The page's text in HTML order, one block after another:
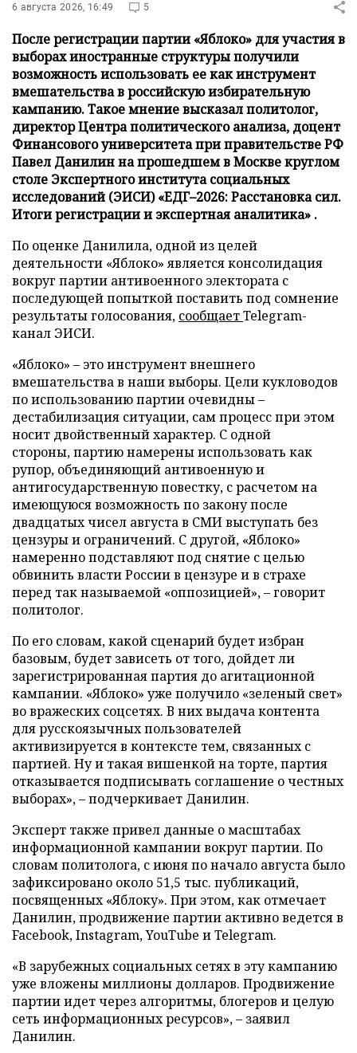
6 августа 2026, 16:49 5
После регистрации партии «Яблоко» для участия в
выборах иностранные структуры получили
возможность использовать ее как инструмент
вмешательства в российскую избирательную
кампанию. Такое мнение высказал политолог,
директор Центра политического анализа, доцент
Финансового университета при правительстве РФ
Павел Данилин на прошедшем в Москве круглом
столе Экспертного института социальных
исследований (ЭИСИ) «ЕДГ–2026: Расстановка сил.
Итоги регистрации и экспертная аналитика» .
По оценке Данилила, одной из целей
деятельности «Яблоко» является консолидация
вокруг партии антивоенного электората с
последующей попыткой поставить под сомнение
результаты голосования, сообщаетTelegram-
канал ЭИСИ.
«Яблоко» – это инструмент внешнего
вмешательства в наши выборы. Цели кукловодов
по использованию партии очевидны –
дестабилизация ситуации, сам процесс при этом
носит двойственный характер. С одной
стороны, партию намерены использовать как
рупор, объединяющий антивоенную и
антигосударственную повестку, с расчетом на
имеющуюся возможность по закону после
двадцатых чисел августа в СМИ выступать без
цензуры и ограничений. С другой, «Яблоко»
намеренно подставляют под снятие с целью
обвинить власти России в цензуре и в страхе
перед так называемой «оппозицией», – говорит
политолог.
По его словам, какой сценарий будет избран
базовым, будет зависеть от того, дойдет ли
зарегистрированная партия до агитационной
кампании. «Яблоко» уже получило «зеленый свет»
во вражеских соцсетях. В них выдача контента
для русскоязычных пользователей
активизируется в контексте тем, связанных с
партией. Ну и такая вишенкой на торте, партия
отказывается подписывать соглашение о честных
выборах», – подчеркивает Данилин.
Эксперт также привел данные о масштабах
информационной кампании вокруг партии. По
словам политолога, с июня по начало августа было
зафиксировано около 51,5 тыс. публикаций,
посвященных «Яблоку». При этом, как отмечает
Данилин, продвижение партии активно ведется в
Facebook, Instagram, YouTube и Telegram.
«В зарубежных социальных сетях в эту кампанию
уже вложены миллионы долларов. Продвижение
партии идет через алгоритмы, блогеров и целую
сеть информационных ресурсов», – заявил
Данилин.